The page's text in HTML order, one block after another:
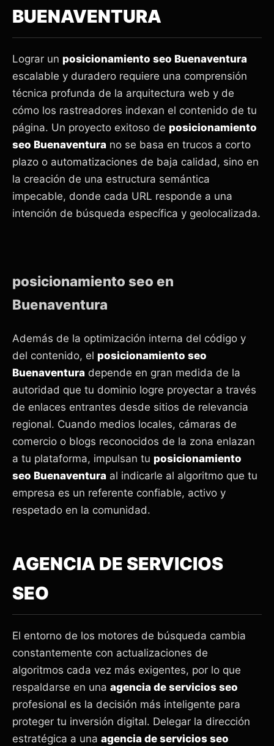
BUENAVENTURA
Lograr un posicionamiento seo Buenaventura
escalable y duradero requiere una comprensión
técnica profunda de la arquitectura web y de
cómo los rastreadores indexan el contenido de tu
página. Un proyecto exitoso de posicionamiento
seo Buenaventura no se basa en trucos a corto
plazo o automatizaciones de baja calidad, sino en
la creación de una estructura semántica
impecable, donde cada URL responde a una
intención de búsqueda específica y geolocalizada.
posicionamiento seo en
Buenaventura
Además de la optimización interna del código y
del contenido, el posicionamiento seo
Buenaventura depende en gran medida de la
autoridad que tu dominio logre proyectar a través
de enlaces entrantes desde sitios de relevancia
regional. Cuando medios locales, cámaras de
comercio o blogs reconocidos de la zona enlazan
a tu plataforma, impulsan tu posicionamiento
seo Buenaventura al indicarle al algoritmo que tu
empresa es un referente confiable, activo y
respetado en la comunidad.
AGENCIA DE SERVICIOS
SEO
El entorno de los motores de búsqueda cambia
constantemente con actualizaciones de
algoritmos cada vez más exigentes, por lo que
respaldarse en una agencia de servicios seo
profesional es la decisión más inteligente para
proteger tu inversión digital. Delegar la dirección
estratégica a una agencia de servicios seo